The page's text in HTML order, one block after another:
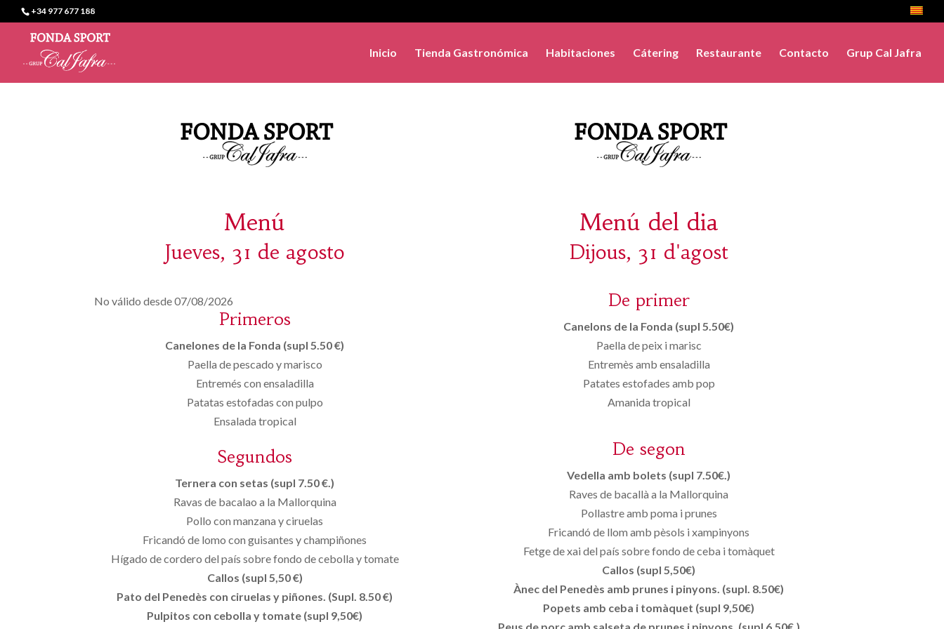
+34 977 677 188
Inicio Tienda Gastronómica Habitaciones Cátering Restaurante Contacto Grup Cal Jafra
Menú
Jueves, 31 de agosto
No válido desde 07/08/2026
Primeros
Canelones de la Fonda (supl 5.50 €)
Paella de pescado y marisco
Entremés con ensaladilla
Patatas estofadas con pulpo
Ensalada tropical
Segundos
Ternera con setas (supl 7.50 €.)
Ravas de bacalao a la Mallorquina
Pollo con manzana y ciruelas
Fricandó de lomo con guisantes y champiñones
Hígado de cordero del país sobre fondo de cebolla y tomate
Callos (supl 5,50 €)
Pato del Penedès con ciruelas y piñones. (Supl. 8.50 €)
Pulpitos con cebolla y tomate (supl 9,50€)
Menú del dia
Dijous, 31 d'agost
De primer
Canelons de la Fonda (supl 5.50€)
Paella de peix i marisc
Entremès amb ensaladilla
Patates estofades amb pop
Amanida tropical
De segon
Vedella amb bolets (supl 7.50€.)
Raves de bacallà a la Mallorquina
Pollastre amb poma i prunes
Fricandó de llom amb pèsols i xampinyons
Fetge de xai del país sobre fondo de ceba i tomàquet
Callos (supl 5,50€)
Ànec del Penedès amb prunes i pinyons. (supl. 8.50€)
Popets amb ceba i tomàquet (supl 9,50€)